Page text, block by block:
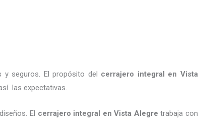
y seguros. El propósito del cerrajero integral en Vista
las expectativas.
El cerrajero integral en Vista Alegre trabaja con